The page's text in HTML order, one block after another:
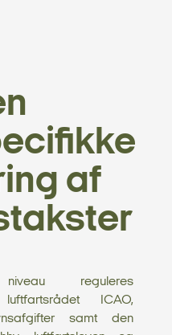
af
reguleres
ICAO,
samt den